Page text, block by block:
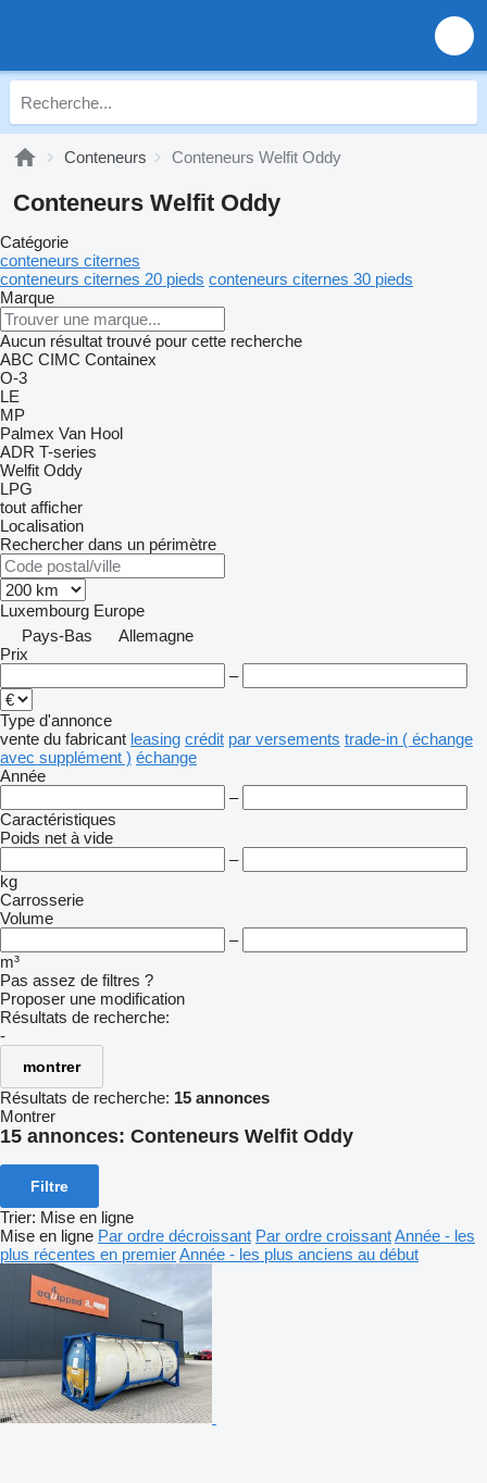
Conteneurs Conteneurs Welfit Oddy
Conteneurs Welfit Oddy
Catégorie
conteneurs citernes
conteneurs citernes 20 pieds conteneurs citernes 30 pieds
Marque
Aucun résultat trouvé pour cette recherche
ABC CIMC Containex
O-3
LE
MP
Palmex Van Hool
ADR T-series
Welfit Oddy
LPG
tout afficher
Localisation
Rechercher dans un périmètre
Luxembourg Europe
Pays-Bas
Allemagne
Prix
–
Type d'annonce
vente du fabricant leasing crédit par versements trade-in ( échange
avec supplément ) échange
Année
–
Caractéristiques
Poids net à vide
–
kg
Carrosserie
Volume
–
m³
Pas assez de filtres ?
Proposer une modification
Résultats de recherche:
-
montrer
Résultats de recherche: 15 annonces
Montrer
15 annonces: Conteneurs Welfit Oddy
Filtre
Trier: Mise en ligne
Mise en ligne Par ordre décroissant Par ordre croissantAnnée - les
plus récentes en premierAnnée - les plus anciens au début